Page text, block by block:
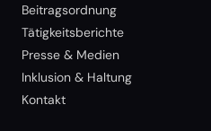
Beitragsordnung
Tätigkeitsberichte
Presse & Medien
Inklusion & Haltung
Kontakt